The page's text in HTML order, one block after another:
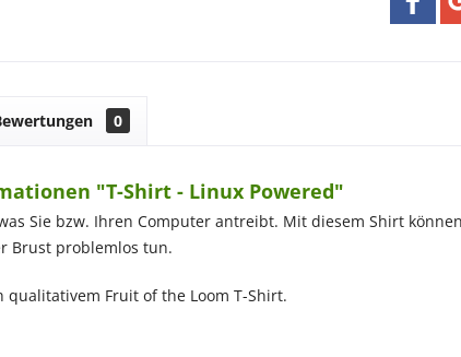
0
"T-Shirt - Linux Powered"
Sie bzw. Ihren Computer antreibt. Mit diesem Shirt
Brust problemlos tun.
qualitativem Fruit of the Loom T-Shirt.